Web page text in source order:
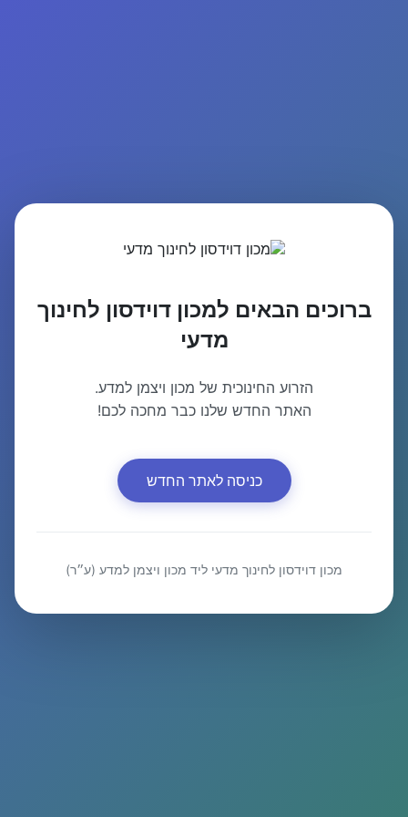
ברוכים הבאים למכון דוידסון לחינוך
מדעי
הזרוע החינוכית של מכון ויצמן למדע.
האתר החדש שלנו כבר מחכה לכם!
כניסה לאתר החדש
מכון דוידסון לחינוך מדעי ליד מכון ויצמן למדע (ע״ר)